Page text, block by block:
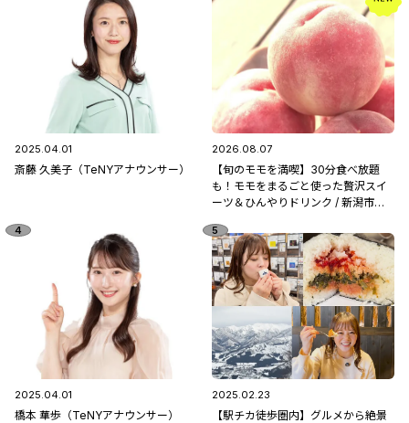
2025.04.01
斎藤 久美子（TeNYアナウンサー）
2026.08.07
【旬のモモを満喫】30分食べ放題
も！モモをまるごと使った贅沢スイ
ーツ＆ひんやりドリンク / 新潟市南
2025.04.01
橋本 華歩（TeNYアナウンサー）
2025.02.23
【駅チカ徒歩圏内】グルメから絶景